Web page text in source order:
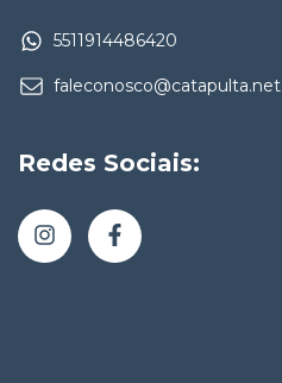
5511914486420
faleconosco@catapulta.net
Redes Sociais: